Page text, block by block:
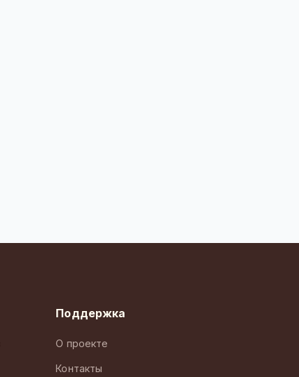
Поддержка
О проекте
Контакты